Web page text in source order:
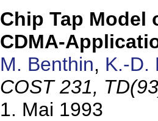
Chip Tap Model
CDMA-
M. Benthin, K.-D.
COST 231,
1. Mai 1993